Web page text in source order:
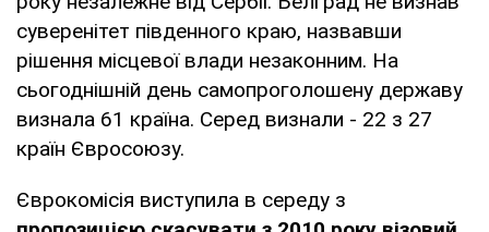
суверенітет південного краю, назвавши
рішення місцевої влади незаконним. На
сьогоднішній день самопроголошену державу
визнала 61 країна. Серед визнали - 22 з 27
країн Євросоюзу.
Єврокомісія виступила в середу з